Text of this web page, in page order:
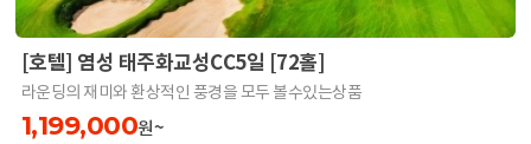
[호텔] 염성 태주화교성CC5일 [72홀]
라운딩의 재미와 환상적인 풍경을 모두 볼수있는상품
1,199,000원~